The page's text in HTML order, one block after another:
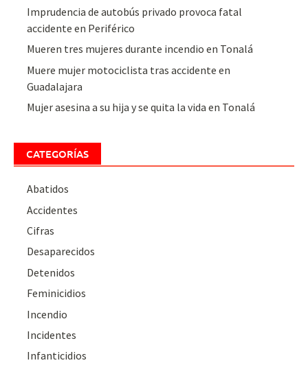
Imprudencia de autobús privado provoca fatal
accidente en Periférico
Mueren tres mujeres durante incendio en Tonalá
Muere mujer motociclista tras accidente en
Guadalajara
Mujer asesina a su hija y se quita la vida en Tonalá
CATEGORÍAS
Abatidos
Accidentes
Cifras
Desaparecidos
Detenidos
Feminicidios
Incendio
Incidentes
Infanticidios